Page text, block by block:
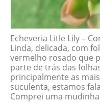
Echeveria Litle Lily –
Linda, delicada, com
vermelho rosado que
parte de trás das
principalmente as
suculenta, estamos
Comprei uma